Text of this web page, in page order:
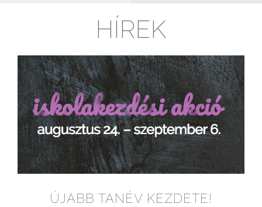
HÍREK
ÚJABB TANÉV KEZDETE!